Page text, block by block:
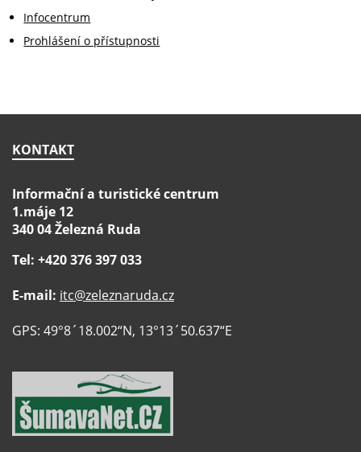
Infocentrum
Prohlášení o přístupnosti
KONTAKT
Informační a turistické centrum
1.máje 12
340 04 Železná Ruda
Tel: +420 376 397 033
E-mail: itc@zeleznaruda.cz
GPS: 49°8´18.002“N, 13°13´50.637“E